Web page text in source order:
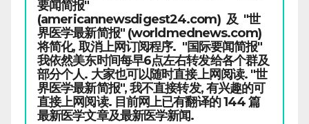
要闻简报"
(americannewsdigest24.com) 及 "世
界医学最新简报" (worldmednews.com)
将简化, 取消上网订阅程序. "国际要闻简报"
我依然美东时间每早6点左右转发给各个群及
部分个人. 大家也可以随时直接上网阅读. "世
界医学最新简报", 我不直接转发, 有兴趣的可
直接上网阅读. 目前网上已有翻译的 144 篇
最新医学文章及最新医学新闻.